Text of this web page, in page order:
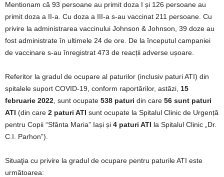
Mentionam că 93 persoane au primit doza I și 126 persoane au
primit doza a II-a. Cu doza a III-a s-au vaccinat 211 persoane. Cu
privire la administrarea vaccinului Johnson & Johnson, 39 doze au
fost administrate în ultimele 24 de ore. De la începutul campaniei
de vaccinare s-au înregistrat 473 de reacții adverse ușoare.
Referitor la gradul de ocupare al paturilor (inclusiv paturi ATI) din
spitalele suport COVID-19, conform raportărilor, astăzi, 15
februarie 2022 , sunt ocupate 538 paturi din care 56 sunt paturi
ATI (din care 2 paturi ATI sunt ocupate la Spitalul Clinic de Urgență
pentru Copii “Sfânta Maria” Iași și 4 paturi ATI la Spitalul Clinic „Dr.
C.I. Parhon”).
Situaţia cu privire la gradul de ocupare pentru paturile ATI este
următoarea: